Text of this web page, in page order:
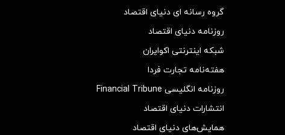
گروه رسانه ای دنیای اقتصاد
روزنامه دنیای اقتصاد
شبکه اینترنتی اکوایران
هفته‌نامه تجارت فردا
روزنامه انگلیسی Financial Tribune
انتشارات دنیای اقتصاد
همایش‌های دنیای اقتصاد